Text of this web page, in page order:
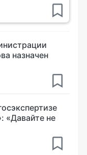
назначен
«Давайте не